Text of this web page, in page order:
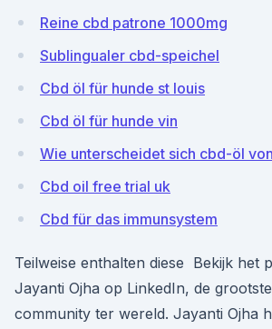
Reine cbd patrone 1000mg
Sublingualer cbd-speichel
Cbd öl für hunde st louis
Cbd öl für hunde vin
Wie unterscheidet sich cbd-öl
Cbd oil free trial uk
Cbd für das immunsystem
Teilweise enthalten diese Bekijk het
Jayanti Ojha op LinkedIn, de
community ter wereld. Jayanti Ojha